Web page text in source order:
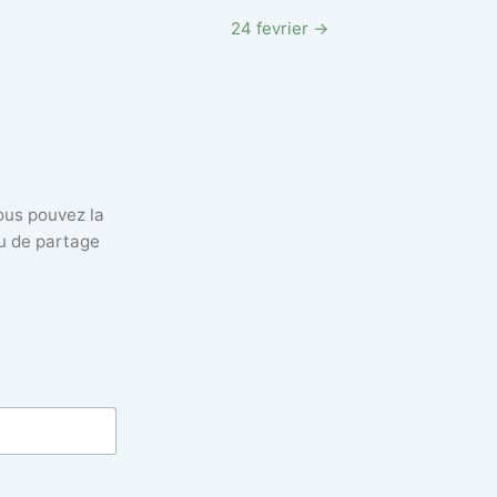
24 fevrier →
pouvez la
de partage